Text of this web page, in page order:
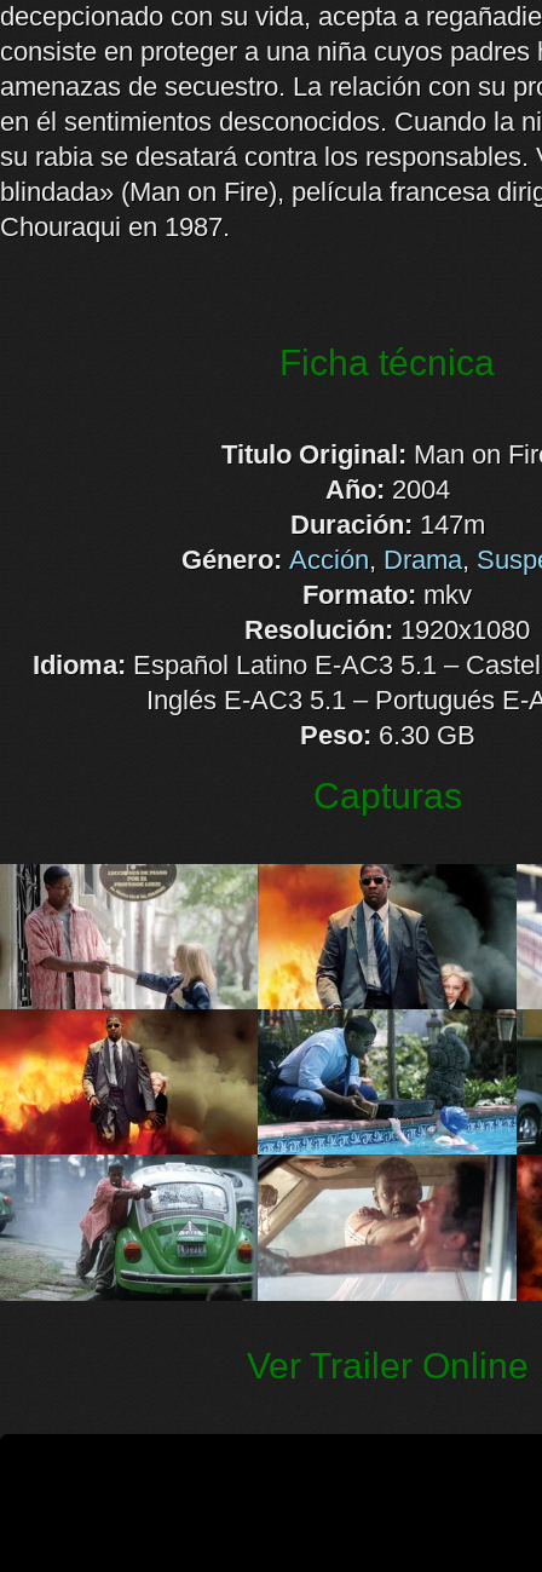
decepcionado con su vida, acepta a
consiste en proteger a una niña cuyos padres
amenazas de secuestro. La relación con su
en él sentimientos desconocidos. Cuando la
su rabia se desatará contra los responsables.
blindada» (Man on Fire), película francesa
Chouraqui en 1987.
Ficha técnica
Titulo Original: Man on
Año: 2004
Duración: 147m
Género: Acción, Drama,
Formato: mkv
Resolución: 1920x1080
Idioma: Español Latino E-AC3 5.1 –
Inglés E-AC3 5.1 – Portugués E-
Peso: 6.30 GB
Capturas
Ver Trailer Online